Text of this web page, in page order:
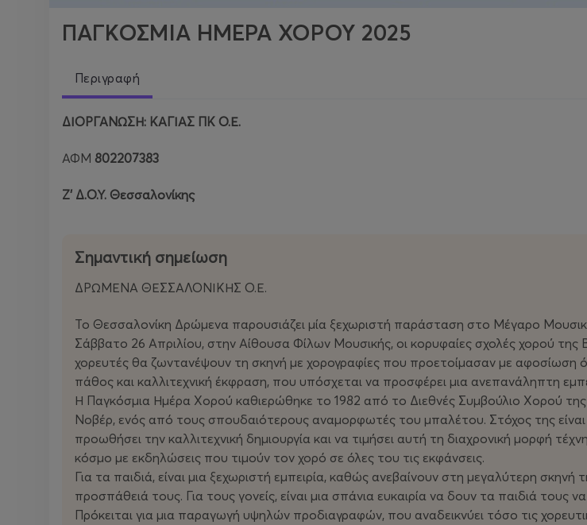
ΠΑΓΚΟΣΜΙΑ ΗΜΕΡΑ ΧΟΡΟΥ 2025
Περιγραφή
ΔΙΟΡΓΑΝΩΣΗ: ΚΑΓΙΑΣ ΠΚ Ο.Ε.
ΑΦΜ 802207383
Ζ’ Δ.Ο.Υ. Θεσσαλονίκης
Σημαντική σημείωση
ΔΡΩΜΕΝΑ ΘΕΣΣΑΛΟΝΙΚΗΣ Ο.Ε.
Το Θεσσαλονίκη Δρώμενα παρουσιάζει μία ξεχωριστή παράσταση στο Μέγαρο
Σάββατο 26 Απριλίου, στην Αίθουσα Φίλων Μουσικής, οι κορυφαίες σχολές χορού
χορευτές θα ζωντανέψουν τη σκηνή με χορογραφίες που προετοίμασαν με
πάθος και καλλιτεχνική έκφραση, που υπόσχεται να προσφέρει μια ανεπανάληπτη
Η Παγκόσμια Ημέρα Χορού καθιερώθηκε το 1982 από το Διεθνές Συμβούλιο Χορού
Νοβέρ, ενός από τους σπουδαιότερους αναμορφωτές του μπαλέτου. Στόχος της
προωθήσει την καλλιτεχνική δημιουργία και να τιμήσει αυτή τη διαχρονική μορφή
κόσμο με εκδηλώσεις που τιμούν τον χορό σε όλες του τις εκφάνσεις.
Για τα παιδιά, είναι μια ξεχωριστή εμπειρία, καθώς ανεβαίνουν στη μεγαλύτερη
προσπάθειά τους. Για τους γονείς, είναι μια σπάνια ευκαιρία να δουν τα παιδιά
Πρόκειται για μια παραγωγή υψηλών προδιαγραφών, που αναδεικνύει τόσο τις